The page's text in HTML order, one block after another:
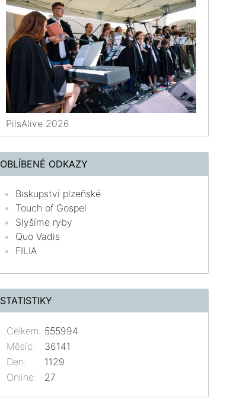
PilsAlive 2026
OBLÍBENÉ ODKAZY
Biskupství plzeňské
Touch of Gospel
Slyšíme ryby
Quo Vadis
FILIA
STATISTIKY
Online: 27
Celkem: 555994
Měsíc:
36141
Den:
1129